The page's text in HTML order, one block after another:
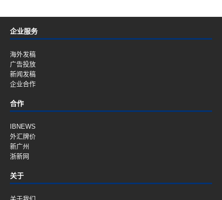
企业服务
海外发稿
广告投放
新闻发稿
企业合作
合作
IBNEWS
外汇牌价
新广州
浙新网
关于